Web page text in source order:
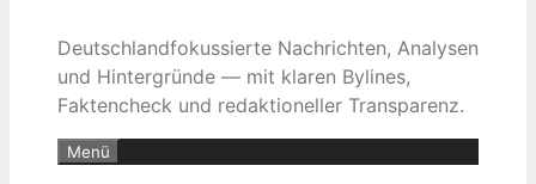
Deutschlandfokussierte Nachrichten, Analysen
und Hintergründe — mit klaren Bylines,
Faktencheck und redaktioneller Transparenz.
Menü